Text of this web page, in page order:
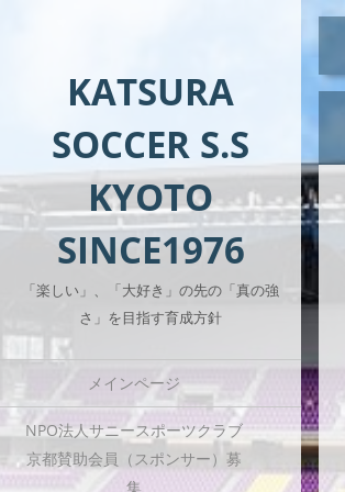
KATSURA
SOCCER S.S
KYOTO
SINCE1976
「楽しい」、「大好き」の先の「真の強
さ」を目指す育成方針
メインページ
NPO法人サニースポーツクラブ
京都賛助会員（スポンサー）募
集